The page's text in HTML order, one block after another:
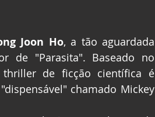
Joon Ho, a tão aguardada
de "Parasita". Baseado no
de ficção científica é
chamado Mickey